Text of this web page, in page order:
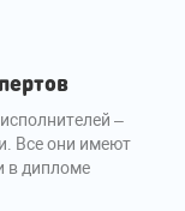
–
Все они имеют
в дипломе